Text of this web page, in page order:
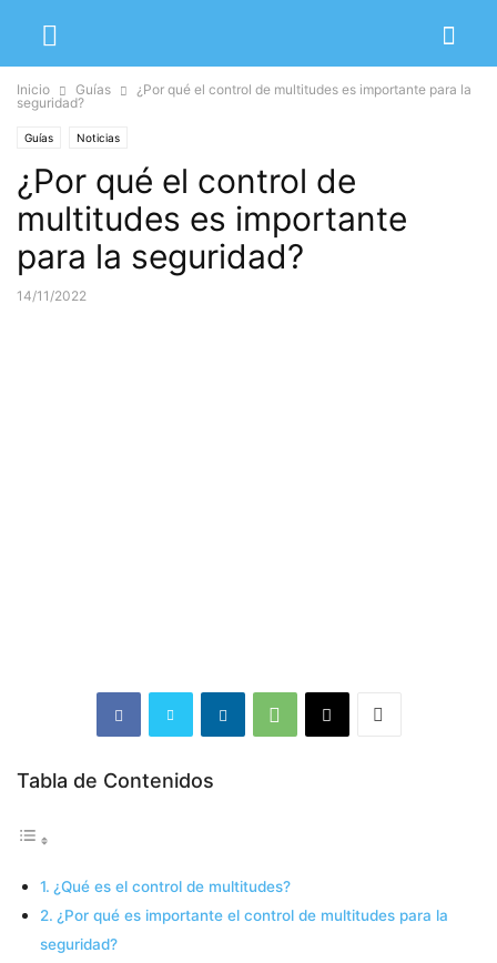
Inicio Guías
¿Por qué el control de multitudes es importante para la
seguridad?
Guías Noticias
¿Por qué el control de
multitudes es importante
para la seguridad?
14/11/2022
Tabla de Contenidos
¿Qué es el control de multitudes?
¿Por qué es importante el control de multitudes para la
seguridad?